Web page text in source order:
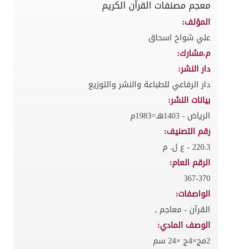
معجم مصنفات القرآن الكريم
المؤلف:
علي شواخ اسحاق
م.مشارك:
دار النشر:
دار الرفاعي للطباعة والنشر والتوزيع
بيانات النشر:
الرياض - 1403هـ=1983م
رقم التصنيف:
220.3 - ع ل. م
الرقم العام:
367-370
الواصفات:
القرآن - معاجم ,
الوصف المادي:
2مج×4ج ×24 سم